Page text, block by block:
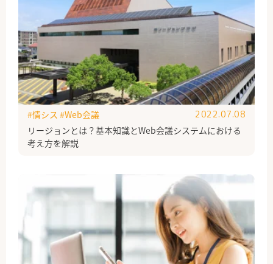
リージョンとは？基本知識とWeb会議システムにおける
考え方を解説
#情シス #Web会議 2022.07.08